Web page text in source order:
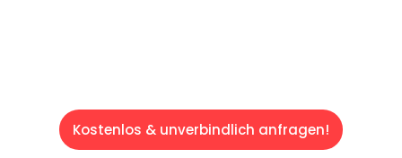
Kostenlos & unverbindlich anfragen!